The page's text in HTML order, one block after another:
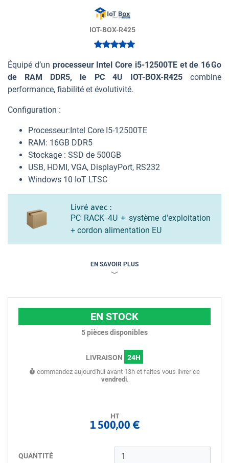
IOT-BOX-R425
Équipé d’un processeur Intel Core i5-12500TE et de 16 Go
de RAM DDR5, le PC 4U IOT-BOX-R425combine
performance, fiabilité et évolutivité.
Configuration :
Processeur:Intel Core I5-12500TE
RAM: 16GB DDR5
Stockage : SSD de 500GB
USB, HDMI, VGA, DisplayPort, RS232
Windows 10 IoT LTSC
Livré avec :
PC RACK 4U + système d'exploitation
+ cordon alimentation EU
EN SAVOIR PLUS
EN STOCK
5pièces disponibles
LIVRAISON 24H
commandez aujourd'hui avant 13h et faites vous livrer ce
vendredi.
HT
1 500,00 €
QUANTITÉ